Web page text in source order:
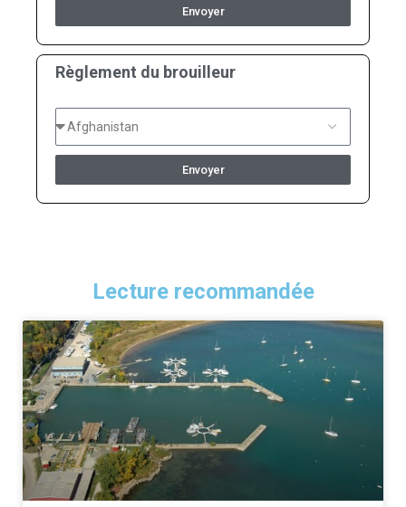
Envoyer
Règlement du brouilleur
Envoyer
Lecture recommandée